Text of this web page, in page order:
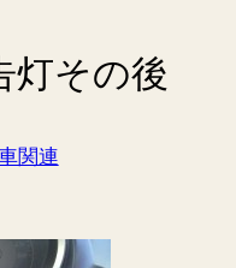
灯その後
関連